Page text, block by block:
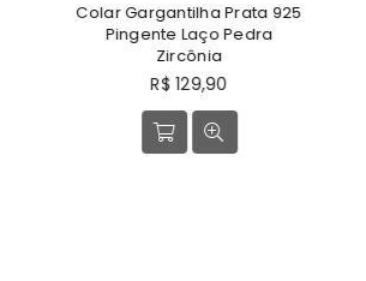
Colar Gargantilha Prata 925
Pingente Laço Pedra
Zircônia
Preço
R$ 129,90